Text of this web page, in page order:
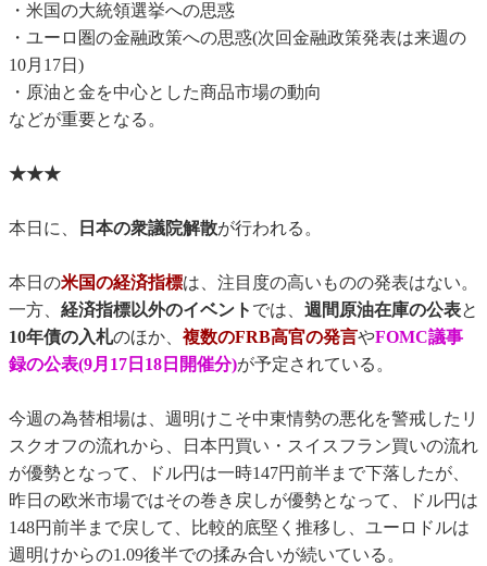
・米国の大統領選挙への思惑
・ユーロ圏の金融政策への思惑(次回金融政策発表は来週の
10月17日)
・原油と金を中心とした商品市場の動向
などが重要となる。
★★★
本日に、 日本の衆議院解散が行われる。
本日の米国の経済指標は、注目度の高いものの発表はない。
一方、 経済指標以外のイベント では、 週間原油在庫の公表と
10年債の入札のほか、 複数のFRB高官の発言やFOMC議事
録の公表(9月17日18日開催分)が予定されている。
今週の為替相場は、週明けこそ中東情勢の悪化を警戒したリ
スクオフの流れから、日本円買い・スイスフラン買いの流れ
が優勢となって、ドル円は一時147円前半まで下落したが、
昨日の欧米市場ではその巻き戻しが優勢となって、ドル円は
148円前半まで戻して、比較的底堅く推移し、ユーロドルは
週明けからの1.09後半での揉み合いが続いている。